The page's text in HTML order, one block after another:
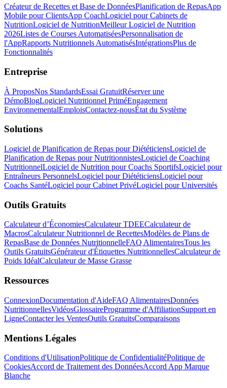
Créateur de Recettes et Base de DonnéesPlanification de RepasApp
Mobile pour ClientsApp CoachLogiciel pour Cabinets de
NutritionLogiciel de NutritionMeilleur Logiciel de Nutrition
2026Listes de Courses AutomatiséesPersonnalisation de
l'AppRapports Nutritionnels AutomatisésIntégrationsPlus de
Fonctionnalités
Entreprise
À ProposNos StandardsEssai GratuitRéserver une
DémoBlogLogiciel Nutritionnel PriméEngagement
EnvironnementalEmploisContactez-nousÉtat du Système
Solutions
Logiciel de Planification de Repas pour DiététiciensLogiciel de
Planification de Repas pour NutritionnistesLogiciel de Coaching
NutritionnelLogiciel de Nutrition pour Coachs SportifsLogiciel pour
Entraîneurs PersonnelsLogiciel pour DiététiciensLogiciel pour
Coachs SantéLogiciel pour Cabinet PrivéLogiciel pour Universités
Outils Gratuits
Calculateur d’ÉconomiesCalculateur TDEECalculateur de
MacrosCalculateur Nutritionnel de RecettesModèles de Plans de
RepasBase de Données NutritionnelleFAQ AlimentairesTous les
Outils GratuitsGénérateur d'Étiquettes NutritionnellesCalculateur de
Poids IdéalCalculateur de Masse Grasse
Ressources
ConnexionDocumentation d'AideFAQ AlimentairesDonnées
NutritionnellesVidéosGlossaireProgramme d'AffiliationSupport en
LigneContacter les VentesOutils GratuitsComparaisons
Mentions Légales
Conditions d'UtilisationPolitique de ConfidentialitéPolitique de
CookiesAccord de Traitement des DonnéesAccord App Marque
Blanche